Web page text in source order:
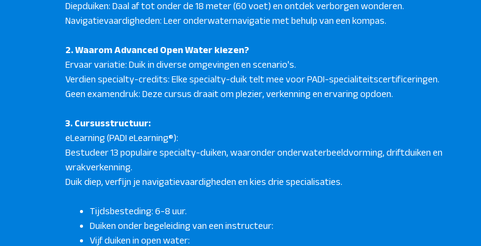
Diepduiken: Daal af tot onder de 18 meter (60 voet) en ontdek verborgen wonderen.
Navigatievaardigheden: Leer onderwaternavigatie met behulp van een kompas.
2. Waarom Advanced Open Water kiezen?
Ervaar variatie: Duik in diverse omgevingen en scenario's.
Verdien specialty-credits: Elke specialty-duik telt mee voor PADI-specialiteitscertificeringen.
Geen examendruk: Deze cursus draait om plezier, verkenning en ervaring opdoen.
3. Cursusstructuur:
eLearning (PADI eLearning®):
Bestudeer 13 populaire specialty-duiken, waaronder onderwaterbeeldvorming, driftduiken en
wrakverkenning.
Duik diep, verfijn je navigatievaardigheden en kies drie specialisaties.
Tijdsbesteding: 6-8 uur.
Duiken onder begeleiding van een instructeur:
Vijf duiken in open water: